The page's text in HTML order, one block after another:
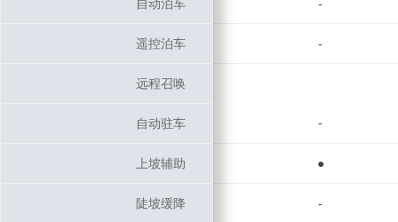
自动泊车 -
遥控泊车 -
远程召唤
自动驻车 -
上坡辅助 ●
陡坡缓降 -
自动泊车
遥控泊车
远程召唤
自动驻车
上坡辅助
陡坡缓降